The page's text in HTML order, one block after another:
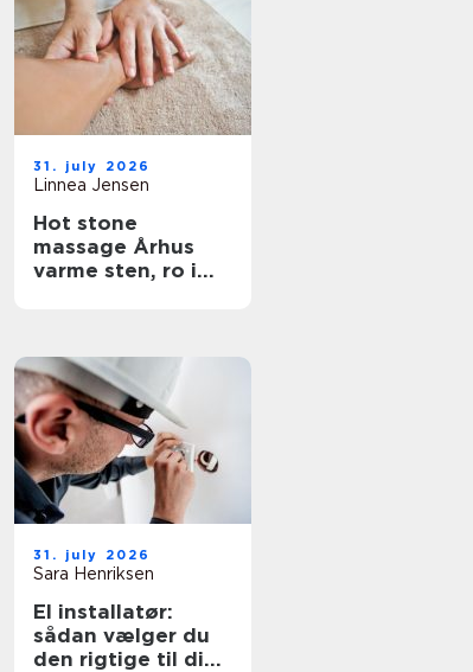
31. july 2026
Linnea Jensen
Hot stone
massage Århus
varme sten, ro i
31. july 2026
Sara Henriksen
El installatør:
sådan vælger du
den rigtige til dine